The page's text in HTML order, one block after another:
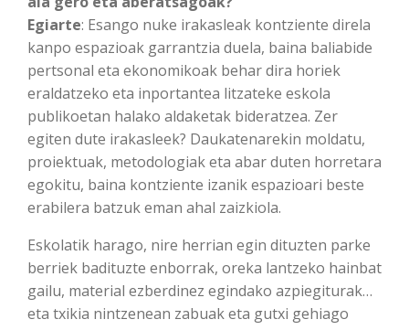
Egiarte: Esango nuke irakasleak kontziente direla
kanpo espazioak garrantzia duela, baina baliabide
pertsonal eta ekonomikoak behar dira horiek
eraldatzeko eta inportantea litzateke eskola
publikoetan halako aldaketak bideratzea. Zer
egiten dute irakasleek? Daukatenarekin moldatu,
proiektuak, metodologiak eta abar duten horretara
egokitu, baina kontziente izanik espazioari beste
erabilera batzuk eman ahal zaizkiola.
Eskolatik harago, nire herrian egin dituzten parke
berriek badituzte enborrak, oreka lantzeko hainbat
gailu, material ezberdinez egindako azpiegiturak…
eta txikia nintzenean zabuak eta gutxi gehiago